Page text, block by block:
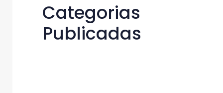
Categorias
Publicadas